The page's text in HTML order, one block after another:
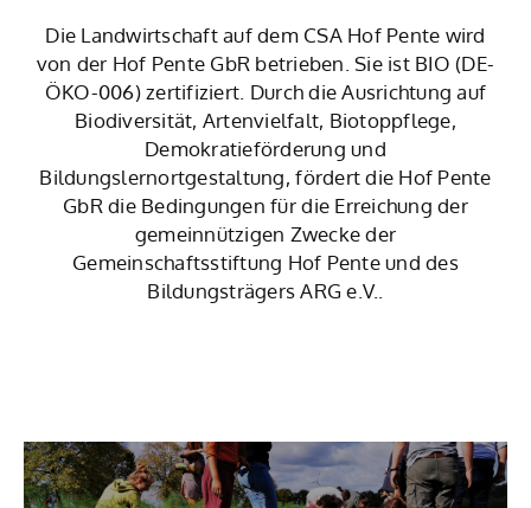
Die Landwirtschaft auf dem CSA Hof Pente wird
von der Hof Pente GbR betrieben. Sie ist BIO (DE-
ÖKO-006) zertifiziert. Durch die Ausrichtung auf
Biodiversität, Artenvielfalt, Biotoppflege,
Demokratieförderung und
Bildungslernortgestaltung, fördert die Hof Pente
GbR die Bedingungen für die Erreichung der
gemeinnützigen Zwecke der
Gemeinschaftsstiftung Hof Pente und des
Bildungsträgers ARG e.V..